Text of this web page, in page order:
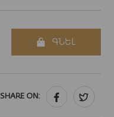
ԳՆԵԼ
SHARE ON: